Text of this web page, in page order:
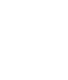
a la deriva en el
familia. Y una
continuación a